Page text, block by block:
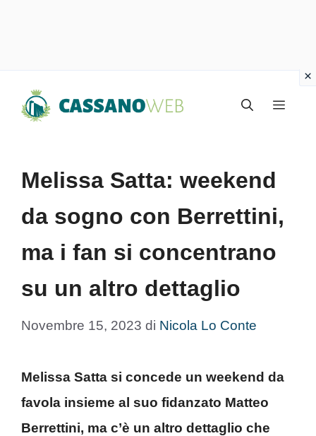
Menu
Melissa Satta: weekend
da sogno con Berrettini,
ma i fan si concentrano
su un altro dettaglio
Novembre 15, 2023 di Nicola Lo Conte
Melissa Satta si concede un weekend da
favola insieme al suo fidanzato Matteo
Berrettini, ma c’è un altro dettaglio che